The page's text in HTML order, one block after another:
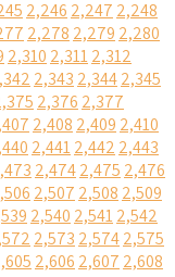
2,246 2,247 2,248
2,278 2,279 2,280
2,310 2,3112,312
2,343 2,3442,345
2,376 2,377
2,408 2,409 2,410
2,4412,442 2,443
2,4742,475 2,476
2,507 2,508 2,509
2,540 2,5412,542
2,573 2,5742,575
2,606 2,607 2,608